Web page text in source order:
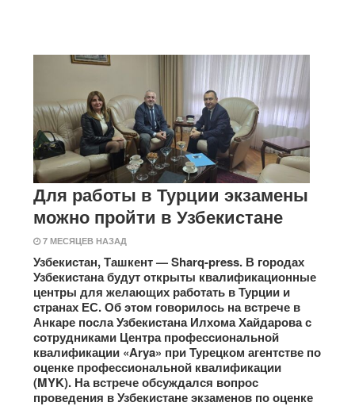
Для работы в Турции экзамены
можно пройти в Узбекистане
7 МЕСЯЦЕВ НАЗАД
Узбекистан, Ташкент — Sharq-press. В городах
Узбекистана будут открыты квалификационные
центры для желающих работать в Турции и
странах ЕС. Об этом говорилось на встрече в
Анкаре посла Узбекистана Илхома Хайдарова с
сотрудниками Центра профессиональной
квалификации «Arya» при Турецком агентстве по
оценке профессиональной квалификации
(MYK). На встрече обсуждался вопрос
проведения в Узбекистане экзаменов по оценке